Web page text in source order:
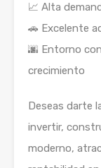
📈 Alta
🚗 Excelente
🌆 Entorno
crecimiento
Deseas darte
invertir,
moderno,